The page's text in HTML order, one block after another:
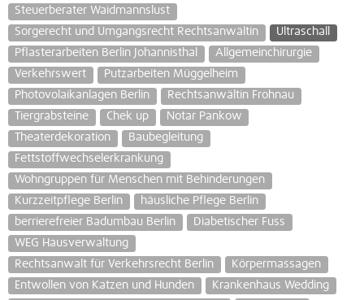
Steuerberater Waidmannslust
Sorgerecht und Umgangsrecht Rechtsanwältin
Ultraschall
Pflasterarbeiten Berlin Johannisthal
Allgemeinchirurgie
Verkehrswert
Putzarbeiten Müggelheim
Photovolaikanlagen Berlin
Rechtsanwältin Frohnau
Tiergrabsteine
Chek up
Notar Pankow
Theaterdekoration
Baubegleitung
Fettstoffwechselerkrankung
Wohngruppen für Menschen mit Behinderungen
Kurzzeitpflege Berlin
häusliche Pflege Berlin
berrierefreier Badumbau Berlin
Diabetischer Fuss
WEG Hausverwaltung
Rechtsanwalt für Verkehrsrecht Berlin
Körpermassagen
Entwollen von Katzen und Hunden
Krankenhaus Wedding